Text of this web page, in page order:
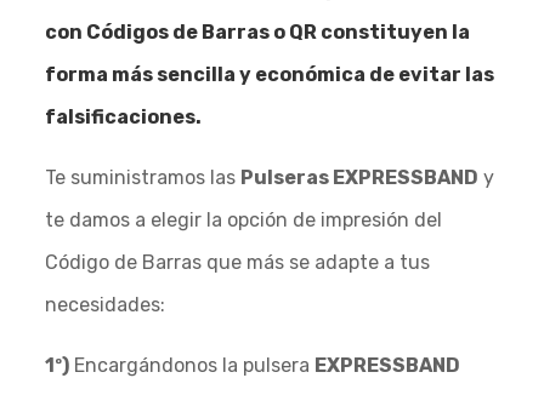
con Códigos de Barras o QR constituyen la
forma más sencilla y económica de evitar las
falsificaciones.
Te suministramos las Pulseras EXPRESSBAND y
te damos a elegir la opción de impresión del
Código de Barras que más se adapte a tus
necesidades:
1º)Encargándonos la pulsera EXPRESSBAND